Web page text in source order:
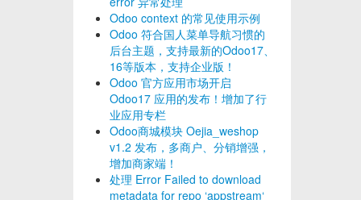
Odoo context 的常见使用示例
Odoo 符合国人菜单导航习惯的
后台主题，支持最新的Odoo17、
16等版本，支持企业版！
Odoo 官方应用市场开启
Odoo17 应用的发布！增加了行
业应用专栏
Odoo商城模块 Oejia_weshop
v1.2 发布，多商户、分销增强，
增加商家端！
处理 Error Failed to download
metadata for repo ‘appstream‘